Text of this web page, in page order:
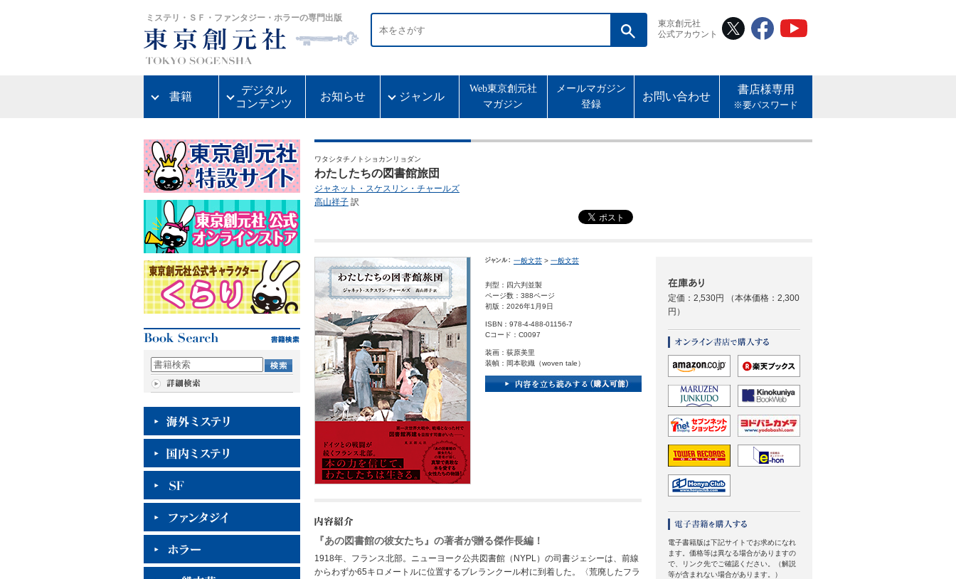
ミステリ・ＳＦ・ファンタジー・ホラーの専門出版
東京創元社
公式アカウント
書籍
デジタル
コンテンツ
お知らせ ジャンル
Web東京創元社
マガジン
メールマガジン
登録
お問い合わせ
書店様専用
※要パスワード
ワタシタチノトショカンリョダン
わたしたちの図書館旅団
ジャネット・スケスリン・チャールズ
高山祥子 訳
定価：2,530円
（本体価格：2,300
円）
電子書籍版は下記サイトでお求めになれ
ます。価格等は異なる場合がありますの
で、リンク先でご確認ください。（解説
等が含まれない場合があります。）
一般文芸 > 一般文芸
判型：四六判並製
ページ数：388ページ
初版：2026年1月9日
ISBN：978-4-488-01156-7
Cコード：C0097
装画：荻原美里
装幀：岡本歌織（woven tale）
『あの図書館の彼女たち』の著者が贈る傑作長編！
1918年、フランス北部。ニューヨーク公共図書館（NYPL）の司書ジェシーは、前線
からわずか65キロメートルに位置するブレランクール村に到着した。〈荒廃したフラ